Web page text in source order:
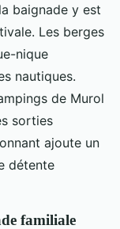
baignade y est
Les berges
nique
nautiques.
de Murol
sorties
ajoute un
détente
familiale